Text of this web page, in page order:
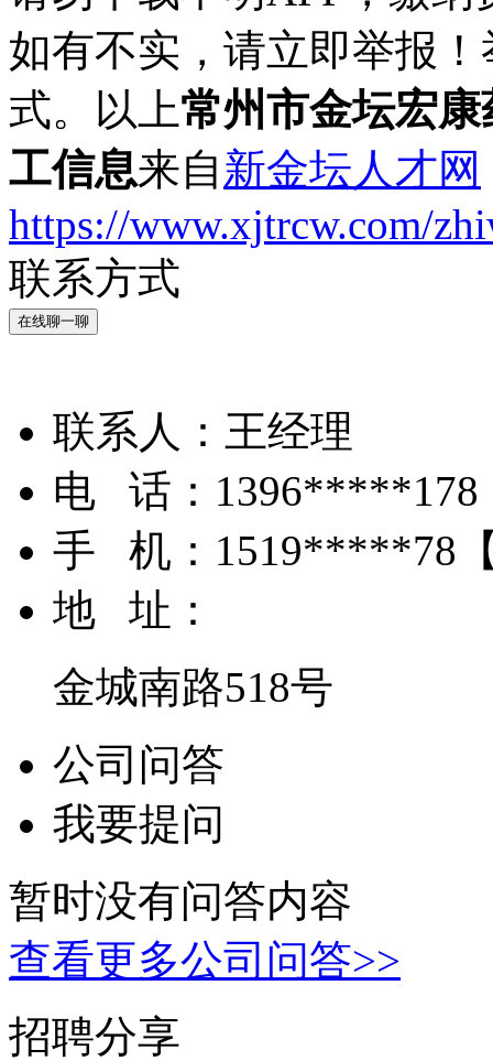
如有不实，请立即举报
式。以上常州市金坛宏
工信息来自新金坛人才网
https://www.xjtrcw.com/
联系方式
在线聊一聊
联系人： 王经理
电 话： 1396*****178
手 机： 1519*****78
地 址：
金城南路518号
公司问答
我要提问
暂时没有问答内容
查看更多公司问答>>
招聘分享